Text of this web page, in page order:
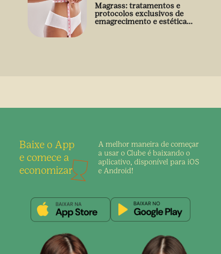
Magrass: tratamentos e
protocolos exclusivos de
emagrecimento e estética
Baixe o App
e comece a
economizar
A melhor maneira de começar
a usar o Clube é baixando o
aplicativo, disponível para iOS
e Android!